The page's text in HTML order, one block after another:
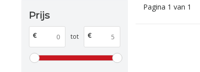
Prijs
€ tot €
Pagina 1 van 1